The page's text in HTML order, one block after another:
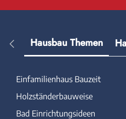
Hausbau Themen
Einfamilienhaus Bauzeit
Holzständerbauweise
Bad Einrichtungsideen